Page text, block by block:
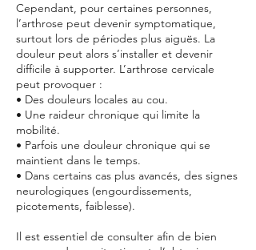
Cependant, pour certaines personnes,
l’arthrose peut devenir symptomatique,
surtout lors de périodes plus aiguës. La
douleur peut alors s’installer et devenir
difficile à supporter. L’arthrose cervicale
peut provoquer :
• Des douleurs locales au cou.
• Une raideur chronique qui limite la
mobilité.
• Parfois une douleur chronique qui se
maintient dans le temps.
• Dans certains cas plus avancés, des signes
neurologiques (engourdissements,
picotements, faiblesse).
Il est essentiel de consulter afin de bien